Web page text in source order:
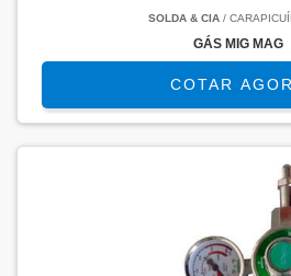
SOLDA & CIA/
GÁS MIG MAG
COTAR